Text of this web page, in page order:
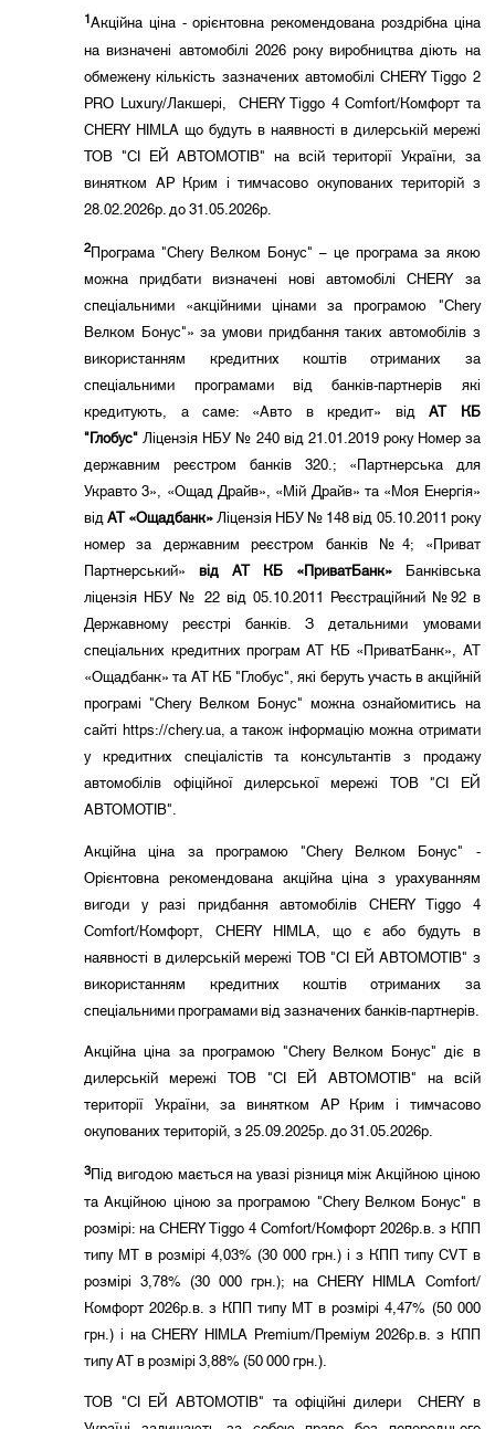
1Акційна ціна - орієнтовна рекомендована роздрібна ціна
на визначені автомобілі 2026 року виробництва діють на
обмежену кількість зазначених автомобілі CHERY Tiggo 2
PRO Luxury/Лакшері, CHERY Tiggo 4 Comfort/Комфорт та
CHERY HIMLA що будуть в наявності в дилерській мережі
ТОВ "СІ ЕЙ АВТОМОТІВ" на всій території України, за
винятком АР Крим і тимчасово окупованих територій з
28.02.2026р. до 31.05.2026р.
2Програма "Chery Велком Бонус" – це програма за якою
можна придбати визначені нові автомобілі CHERY за
спеціальними «акційними цінами за програмою "Chery
Велком Бонус"» за умови придбання таких автомобілів з
використанням кредитних коштів отриманих за
спеціальними програмами від банків-партнерів які
кредитують, а саме: «Авто в кредит» відАТ КБ
"Глобус"Ліцензія НБУ № 240 від 21.01.2019 року Номер за
державним реєстром банків 320.; «Партнерська для
Укравто 3», «Ощад Драйв», «Мій Драйв» та «Моя Енергія»
відАТ «Ощадбанк»Ліцензія НБУ № 148 від 05.10.2011 року
номер за державним реєстром банків №4; «Приват
Партнерський»від АТ КБ «ПриватБанк»Банківська
ліцензія НБУ № 22 від 05.10.2011 Реєстраційний №92 в
Державному реєстрі банків. З детальними умовами
спеціальних кредитних програм АТ КБ «ПриватБанк», АТ
«Ощадбанк» та АТ КБ "Глобус", які беруть участь в акційній
програмі "Chery Велком Бонус" можна ознайомитись на
сайті https://chery.ua, а також інформацію можна отримати
у кредитних спеціалістів та консультантів з продажу
автомобілів офіційної дилерської мережі ТОВ "СІ ЕЙ
АВТОМОТІВ".
Акційна ціна за програмою "Chery Велком Бонус" -
Орієнтовна рекомендована акційна ціна з урахуванням
вигоди у разі придбання автомобілів CHERY Tiggo 4
Comfort/Комфорт, CHERY HIMLA, що є або будуть в
наявності в дилерській мережі ТОВ "СІ ЕЙ АВТОМОТІВ" з
використанням кредитних коштів отриманих за
спеціальними програмами від зазначених банків-партнерів.
Акційна ціна за програмою "Chery Велком Бонус" діє в
дилерській мережі ТОВ "СІ ЕЙ АВТОМОТІВ" на всій
території України, за винятком АР Крим і тимчасово
окупованих територій, з 25.09.2025р. до 31.05.2026р.
3Під вигодою мається на увазі різниця між Акційною ціною
та Акційною ціною за програмою "Chery Велком Бонус" в
розмірі: на CHERY Tiggo 4 Comfort/Комфорт 2026р.в. з КПП
типу MT в розмірі 4,03% (30 000 грн.) і з КПП типу CVT в
розмірі 3,78% (30 000 грн.); на CHERY HIMLA Comfort/
Комфорт 2026р.в. з КПП типу MT в розмірі 4,47% (50 000
грн.) і на CHERY HIMLA Premium/Преміум 2026р.в. з КПП
типу АТ в розмірі 3,88% (50 000 грн.).
ТОВ "СІ ЕЙ АВТОМОТІВ" та офіційні дилери CHERY в